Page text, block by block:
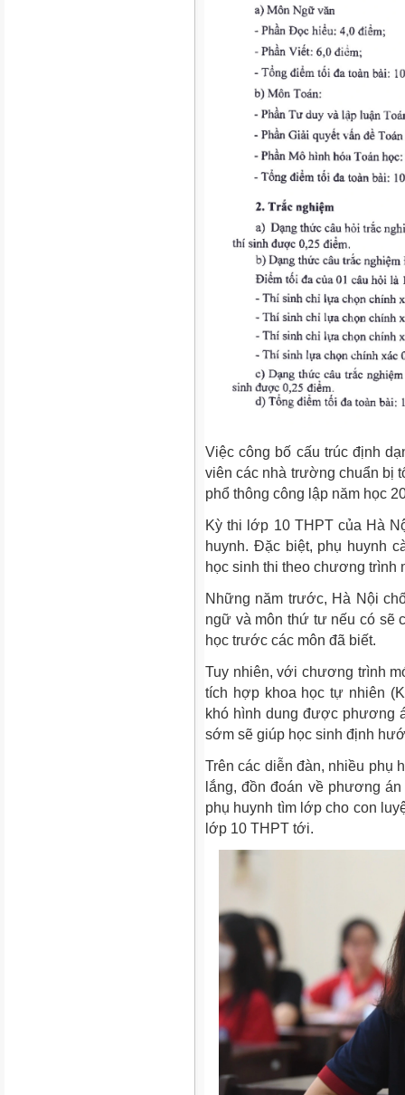
Việc công bố cấu trúc định
viên các nhà trường chuẩn bị
phổ thông công lập năm học
Kỳ thi lớp 10 THPT của Hà
huynh. Đặc biệt, phụ huynh
học sinh thi theo chương trình
Những năm trước, Hà Nội
ngữ và môn thứ tư nếu có sẽ
học trước các môn đã biết.
Tuy nhiên, với chương trình
tích hợp khoa học tự nhiên
khó hình dung được phương
sớm sẽ giúp học sinh định
Trên các diễn đàn, nhiều phụ
lắng, đồn đoán về phương
phụ huynh tìm lớp cho con
lớp 10 THPT tới.